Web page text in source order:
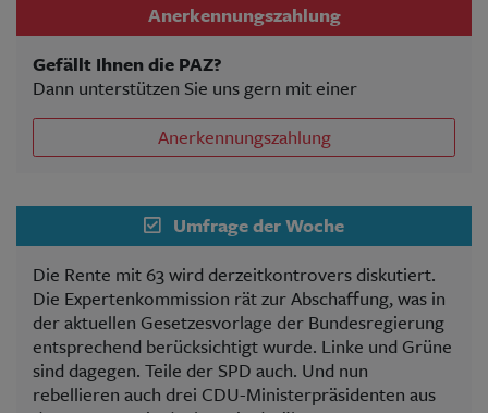
Anerkennungszahlung
Gefällt Ihnen die PAZ?
Dann unterstützen Sie uns gern mit einer
Anerkennungszahlung
Umfrage der Woche
Die Rente mit 63 wird derzeitkontrovers diskutiert.
Die Expertenkommission rät zur Abschaffung, was in
der aktuellen Gesetzesvorlage der Bundesregierung
entsprechend berücksichtigt wurde. Linke und Grüne
sind dagegen. Teile der SPD auch. Und nun
rebellieren auch drei CDU-Ministerpräsidenten aus